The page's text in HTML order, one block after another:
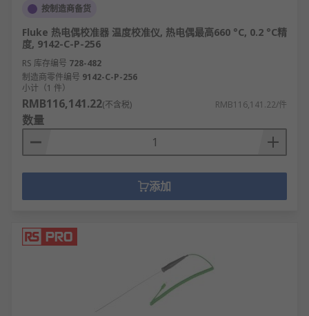
按制造商备货
Fluke 热电偶校准器 温度校准仪, 热电偶最高660 °C, 0.2 °C精
度, 9142-C-P-256
RS 库存编号 728-482
制造商零件编号 9142-C-P-256
小计（1 件）
RMB116,141.22(不含税) RMB116,141.22/件
数量
添加